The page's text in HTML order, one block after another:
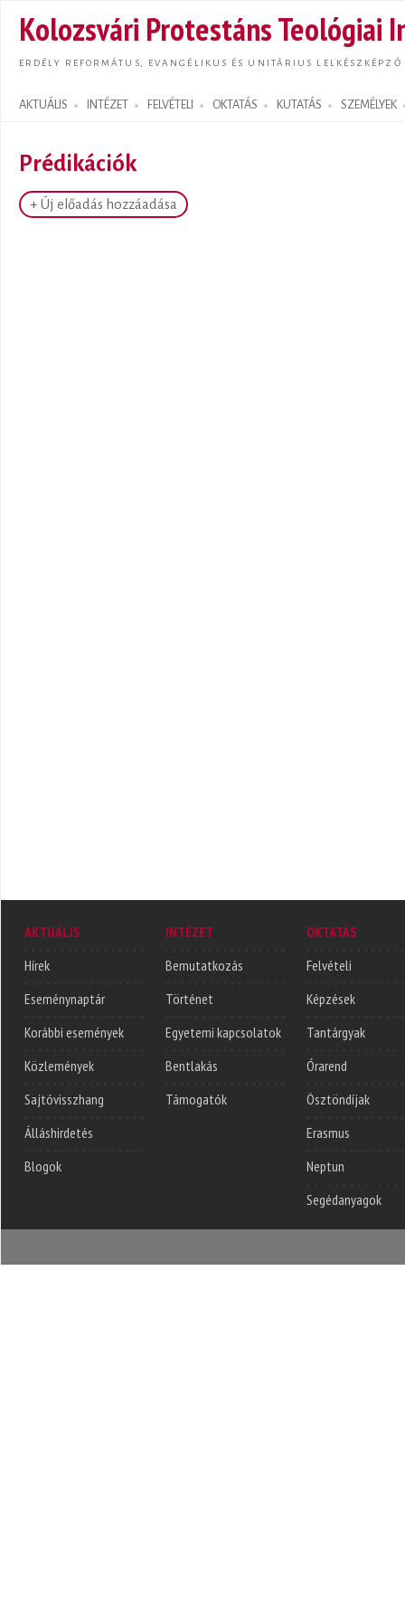
Kolozsvári Protestáns Teológiai
ERDÉLY REFORMÁTUS, EVANGÉLIKUS ÉS UNITÁRIUS LELKÉSZKÉPZŐ
AKTUÁLIS INTÉZET FELVÉTELI OKTATÁS KUTATÁS SZEMÉLYEK
Search form
Prédikációk
+ Új előadás hozzáadása
AKTUÁLIS
Hírek
Eseménynaptár
Korábbi események
Közlemények
Sajtóvisszhang
Álláshirdetés
Blogok
INTÉZET
Bemutatkozás
Történet
Egyetemi kapcsolatok
Bentlakás
Támogatók
OKTATÁS
Felvételi
Képzések
Tantárgyak
Órarend
Ösztöndíjak
Erasmus
Neptun
Segédanyagok